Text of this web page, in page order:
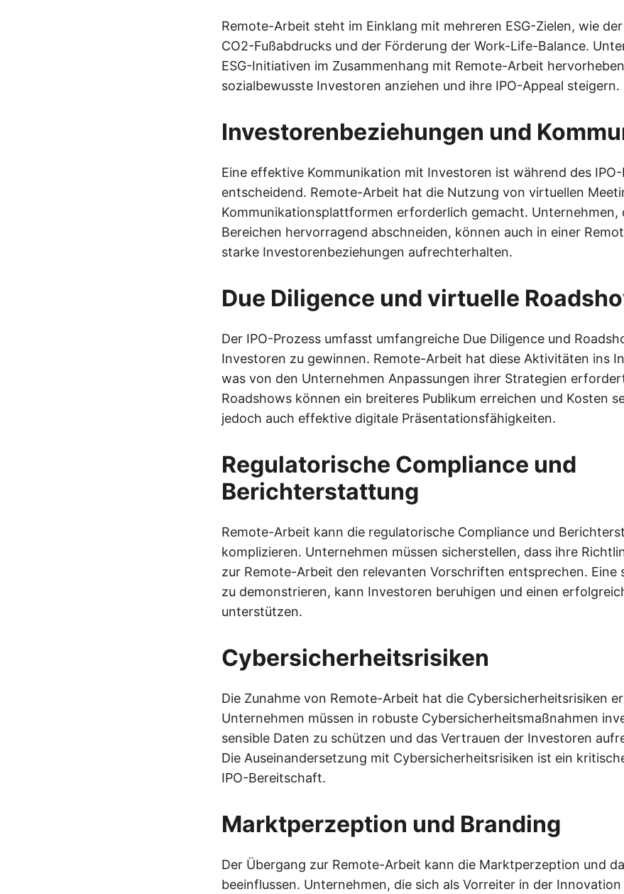
Remote-Arbeit steht im Einklang mit mehreren ESG-Zielen, wie
CO2-Fußabdrucks und der Förderung der Work-Life-Balance.
ESG-Initiativen im Zusammenhang mit Remote-Arbeit
sozialbewusste Investoren anziehen und ihre IPO-Appeal steigern.
Investorenbeziehungen und
Eine effektive Kommunikation mit Investoren ist während des IPO-
entscheidend. Remote-Arbeit hat die Nutzung von virtuellen
Kommunikationsplattformen erforderlich gemacht. Unternehmen,
Bereichen hervorragend abschneiden, können auch in einer
starke Investorenbeziehungen aufrechterhalten.
Due Diligence und virtuelle
Der IPO-Prozess umfasst umfangreiche Due Diligence und
Investoren zu gewinnen. Remote-Arbeit hat diese Aktivitäten ins
was von den Unternehmen Anpassungen ihrer Strategien
Roadshows können ein breiteres Publikum erreichen und Kosten
jedoch auch effektive digitale Präsentationsfähigkeiten.
Regulatorische Compliance und
Berichterstattung
Remote-Arbeit kann die regulatorische Compliance und
komplizieren. Unternehmen müssen sicherstellen, dass ihre
zur Remote-Arbeit den relevanten Vorschriften entsprechen. Eine
zu demonstrieren, kann Investoren beruhigen und einen
unterstützen.
Cybersicherheitsrisiken
Die Zunahme von Remote-Arbeit hat die Cybersicherheitsrisiken
Unternehmen müssen in robuste Cybersicherheitsmaßnahmen
sensible Daten zu schützen und das Vertrauen der Investoren
Die Auseinandersetzung mit Cybersicherheitsrisiken ist ein
IPO-Bereitschaft.
Marktperzeption und Branding
Der Übergang zur Remote-Arbeit kann die Marktperzeption und
beeinflussen. Unternehmen, die sich als Vorreiter in der